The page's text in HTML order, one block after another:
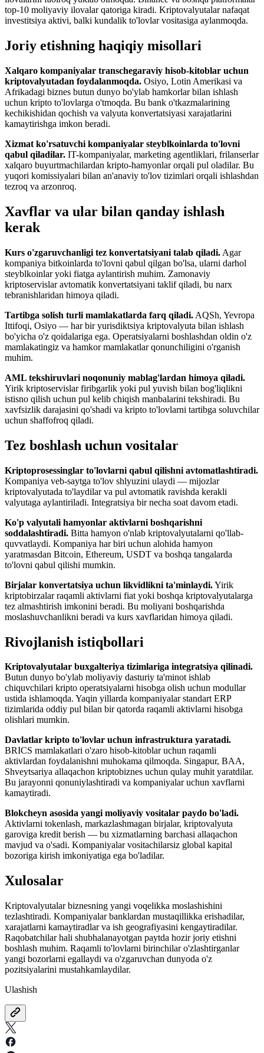
top-10 moliyaviy ilovalar qatoriga kiradi. Kriptovalyutalar nafaqat
investitsiya aktivi, balki kundalik to'lovlar vositasiga aylanmoqda.
Joriy etishning haqiqiy misollari
Xalqaro kompaniyalar transchegaraviy hisob-kitoblar uchun
kriptovalyutadan foydalanmoqda. Osiyo, Lotin Amerikasi va
Afrikadagi biznes butun dunyo bo'ylab hamkorlar bilan ishlash
uchun kripto to'lovlarga o'tmoqda. Bu bank o'tkazmalarining
kechikishidan qochish va valyuta konvertatsiyasi xarajatlarini
kamaytirishga imkon beradi.
Xizmat ko'rsatuvchi kompaniyalar steyblkoinlarda to'lovni
qabul qiladilar. IT-kompaniyalar, marketing agentliklari, frilanserlar
xalqaro buyurtmachilardan kripto-hamyonlar orqali pul oladilar. Bu
yuqori komissiyalari bilan an'anaviy to'lov tizimlari orqali ishlashdan
tezroq va arzonroq.
Xavflar va ular bilan qanday ishlash
kerak
Kurs o'zgaruvchanligi tez konvertatsiyani talab qiladi. Agar
kompaniya bitkoinlarda to'lovni qabul qilgan bo'lsa, ularni darhol
steyblkoinlar yoki fiatga aylantirish muhim. Zamonaviy
kriptoservislar avtomatik konvertatsiyani taklif qiladi, bu narx
tebranishlaridan himoya qiladi.
Tartibga solish turli mamlakatlarda farq qiladi. AQSh, Yevropa
Ittifoqi, Osiyo — har bir yurisdiktsiya kriptovalyuta bilan ishlash
bo'yicha o'z qoidalariga ega. Operatsiyalarni boshlashdan oldin o'z
mamlakatingiz va hamkor mamlakatlar qonunchiligini o'rganish
muhim.
AML tekshiruvlari noqonuniy mablag'lardan himoya qiladi.
Yirik kriptoservislar firibgarlik yoki pul yuvish bilan bog'liqlikni
istisno qilish uchun pul kelib chiqish manbalarini tekshiradi. Bu
xavfsizlik darajasini qo'shadi va kripto to'lovlarni tartibga soluvchilar
uchun shaffofroq qiladi.
Tez boshlash uchun vositalar
Kriptoprosessinglar to'lovlarni qabul qilishni avtomatlashtiradi.
Kompaniya veb-saytga to'lov shlyuzini ulaydi — mijozlar
kriptovalyutada to'laydilar va pul avtomatik ravishda kerakli
valyutaga aylantiriladi. Integratsiya bir necha soat davom etadi.
Ko'p valyutali hamyonlar aktivlarni boshqarishni
soddalashtiradi. Bitta hamyon o'nlab kriptovalyutalarni qo'llab-
quvvatlaydi. Kompaniya har biri uchun alohida hamyon
yaratmasdan Bitcoin, Ethereum, USDT va boshqa tangalarda
to'lovni qabul qilishi mumkin.
Birjalar konvertatsiya uchun likvidlikni ta'minlaydi.Yirik
kriptobirzalar raqamli aktivlarni fiat yoki boshqa kriptovalyutalarga
tez almashtirish imkonini beradi. Bu moliyani boshqarishda
moslashuvchanlikni beradi va kurs xavflaridan himoya qiladi.
Rivojlanish istiqbollari
Kriptovalyutalar buxgalteriya tizimlariga integratsiya qilinadi.
Butun dunyo bo'ylab moliyaviy dasturiy ta'minot ishlab
chiquvchilari kripto operatsiyalarni hisobga olish uchun modullar
ustida ishlamoqda. Yaqin yillarda kompaniyalar standart ERP
tizimlarida oddiy pul bilan bir qatorda raqamli aktivlarni hisobga
olishlari mumkin.
Davlatlar kripto to'lovlar uchun infrastruktura yaratadi.
BRICS mamlakatlari o'zaro hisob-kitoblar uchun raqamli
aktivlardan foydalanishni muhokama qilmoqda. Singapur, BAA,
Shveytsariya allaqachon kriptobiznes uchun qulay muhit yaratdilar.
Bu jarayonni qonuniylashtiradi va kompaniyalar uchun xavflarni
kamaytiradi.
Blokcheyn asosida yangi moliyaviy vositalar paydo bo'ladi.
Aktivlarni tokenlash, markazlashmagan birjalar, kriptovalyuta
garoviga kredit berish — bu xizmatlarning barchasi allaqachon
mavjud va o'sadi. Kompaniyalar vositachilarsiz global kapital
bozoriga kirish imkoniyatiga ega bo'ladilar.
Xulosalar
Kriptovalyutalar biznesning yangi voqelikka moslashishini
tezlashtiradi. Kompaniyalar banklardan mustaqillikka erishadilar,
xarajatlarni kamaytiradlar va ish geografiyasini kengaytiradilar.
Raqobatchilar hali shubhalanayotgan paytda hozir joriy etishni
boshlash muhim. Raqamli to'lovlarni birinchilar o'zlashtirganlar
yangi bozorlarni egallaydi va o'zgaruvchan dunyoda o'z
pozitsiyalarini mustahkamlaydilar.
Ulashish